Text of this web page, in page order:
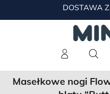
DOSTAWA
Masełkowe nogi